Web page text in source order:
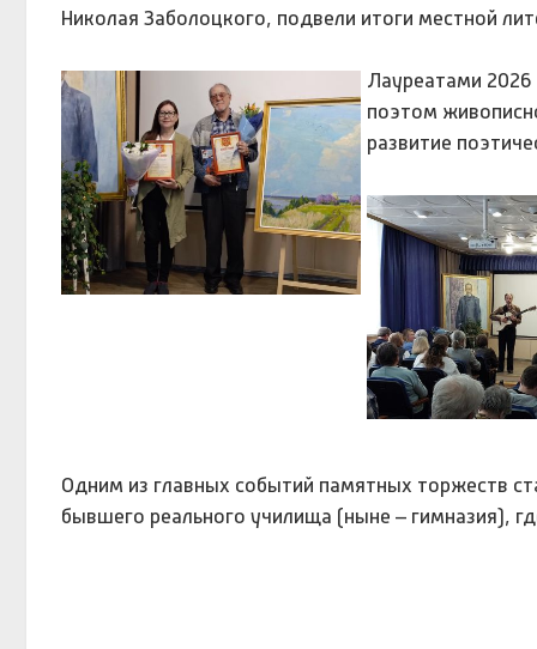
Николая Заболоцкого, подвели итоги местной
Лауреатами 2026
поэтом
развитие
Одним из главных событий памятных торжеств
бывшего реального училища (ныне – гимназия),